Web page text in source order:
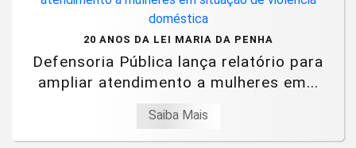
20 ANOS DA LEI MARIA DA PENHA
Defensoria Pública lança relatório para
ampliar atendimento a mulheres em...
Saiba Mais